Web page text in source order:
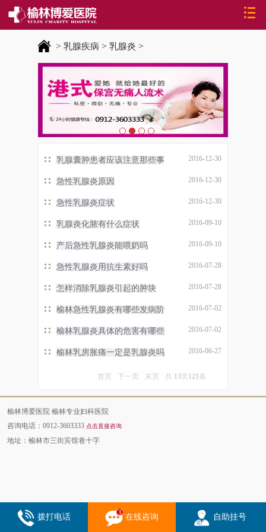
> 乳腺疾病 > 乳腺炎 >
乳腺囊肿患者应该注意那些事 2016-12-30
急性乳腺炎原因 2016-12-30
急性乳腺炎症状 2016-12-30
乳腺炎化脓有什么症状 2016-09-10
产后急性乳腺炎能喂奶吗 2016-09-10
急性乳腺炎用抗生素好吗 2016-07-28
怎样消除乳腺炎引起的肿块 2016-07-28
榆林急性乳腺炎有哪些发病阶 2016-07-02
榆林乳腺炎具体的危害有哪些 2016-07-02
榆林乳房胀痛一定是乳腺炎吗 2016-06-27
首页 下一页 末页 共 13页121条
榆林博爱医院 榆林专业妇科医院
咨询电话：0912-3603333 点击直接咨询
地址：榆林市三街宾馆巷十字
拨打电话 在线咨询 自助挂号